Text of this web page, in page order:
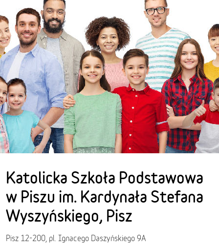
Katolicka Szkoła Podstawowa
w Piszu im. Kardynała Stefana
Wyszyńskiego, Pisz
Pisz 12-200, pl. Ignacego Daszyńskiego 9A